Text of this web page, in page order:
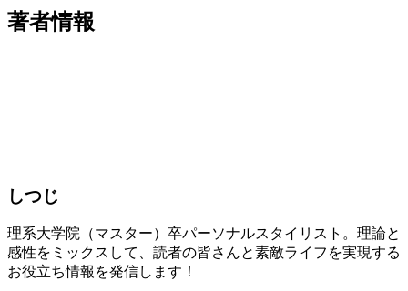
著者情報
しつじ
理系大学院（マスター）卒パーソナルスタイリスト。理論と
感性をミックスして、読者の皆さんと素敵ライフを実現する
お役立ち情報を発信します！